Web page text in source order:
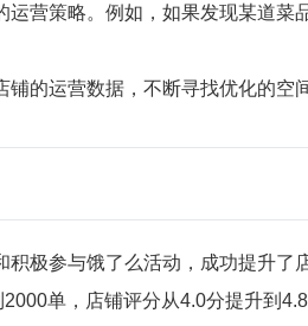
营策略。例如，如果发现某道菜
的运营数据，不断寻找优化的空间
积极参与饿了么活动，成功提升了
单，店铺评分从4.0分提升到4.8